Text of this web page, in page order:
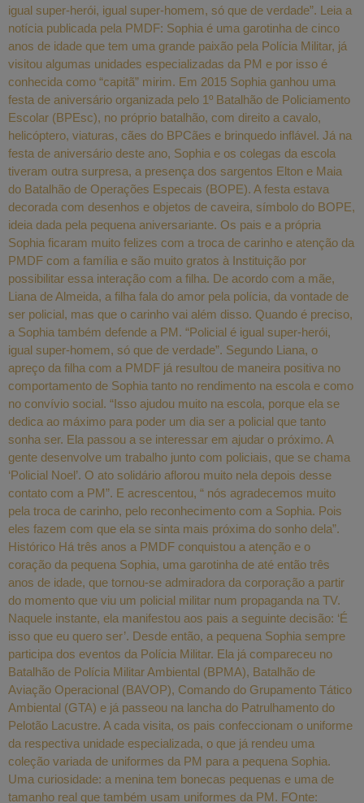
igual super-herói, igual super-homem, só que de verdade”. Leia a
notícia publicada pela PMDF: Sophia é uma garotinha de cinco
anos de idade que tem uma grande paixão pela Polícia Militar, já
visitou algumas unidades especializadas da PM e por isso é
conhecida como “capitã” mirim. Em 2015 Sophia ganhou uma
festa de aniversário organizada pelo 1º Batalhão de Policiamento
Escolar (BPEsc), no próprio batalhão, com direito a cavalo,
helicóptero, viaturas, cães do BPCães e brinquedo inflável. Já na
festa de aniversário deste ano, Sophia e os colegas da escola
tiveram outra surpresa, a presença dos sargentos Elton e Maia
do Batalhão de Operações Especais (BOPE). A festa estava
decorada com desenhos e objetos de caveira, símbolo do BOPE,
ideia dada pela pequena aniversariante. Os pais e a própria
Sophia ficaram muito felizes com a troca de carinho e atenção da
PMDF com a família e são muito gratos à Instituição por
possibilitar essa interação com a filha. De acordo com a mãe,
Liana de Almeida, a filha fala do amor pela polícia, da vontade de
ser policial, mas que o carinho vai além disso. Quando é preciso,
a Sophia também defende a PM. “Policial é igual super-herói,
igual super-homem, só que de verdade”. Segundo Liana, o
apreço da filha com a PMDF já resultou de maneira positiva no
comportamento de Sophia tanto no rendimento na escola e como
no convívio social. “Isso ajudou muito na escola, porque ela se
dedica ao máximo para poder um dia ser a policial que tanto
sonha ser. Ela passou a se interessar em ajudar o próximo. A
gente desenvolve um trabalho junto com policiais, que se chama
‘Policial Noel’. O ato solidário aflorou muito nela depois desse
contato com a PM”. E acrescentou, “ nós agradecemos muito
pela troca de carinho, pelo reconhecimento com a Sophia. Pois
eles fazem com que ela se sinta mais próxima do sonho dela”.
Histórico Há três anos a PMDF conquistou a atenção e o
coração da pequena Sophia, uma garotinha de até então três
anos de idade, que tornou-se admiradora da corporação a partir
do momento que viu um policial militar num propaganda na TV.
Naquele instante, ela manifestou aos pais a seguinte decisão: ‘É
isso que eu quero ser’. Desde então, a pequena Sophia sempre
participa dos eventos da Polícia Militar. Ela já compareceu no
Batalhão de Polícia Militar Ambiental (BPMA), Batalhão de
Aviação Operacional (BAVOP), Comando do Grupamento Tático
Ambiental (GTA) e já passeou na lancha do Patrulhamento do
Pelotão Lacustre. A cada visita, os pais confeccionam o uniforme
da respectiva unidade especializada, o que já rendeu uma
coleção variada de uniformes da PM para a pequena Sophia.
Uma curiosidade: a menina tem bonecas pequenas e uma de
tamanho real que também usam uniformes da PM. FOnte: